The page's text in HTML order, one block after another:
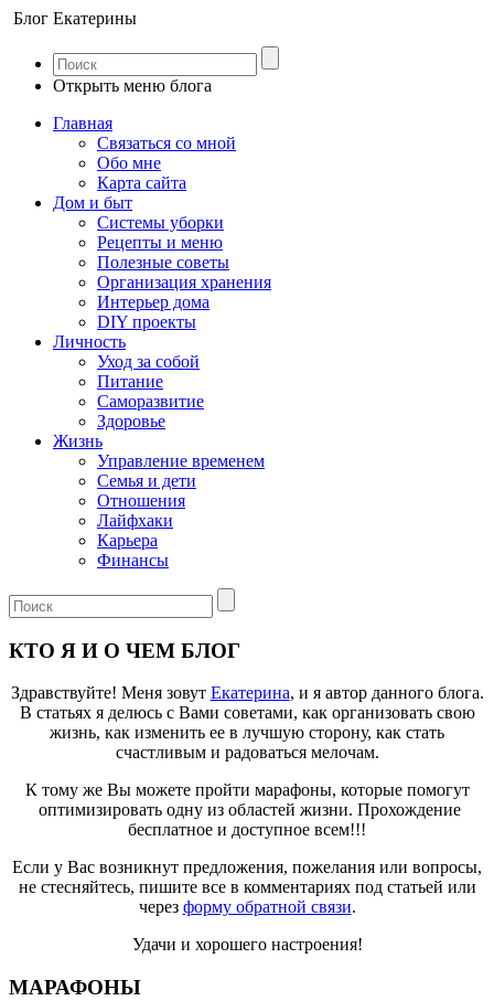
Блог Екатерины
Открыть меню блога
Главная
Связаться со мной
Обо мне
Карта сайта
Дом и быт
Системы уборки
Рецепты и меню
Полезные советы
Организация хранения
Интерьер дома
DIY проекты
Личность
Уход за собой
Питание
Саморазвитие
Здоровье
Жизнь
Управление временем
Семья и дети
Отношения
Лайфхаки
Карьера
Финансы
КТО Я И О ЧЕМ БЛОГ
Здравствуйте! Меня зовут Екатерина, и я автор данного блога.
В статьях я делюсь с Вами советами, как организовать свою
жизнь, как изменить ее в лучшую сторону, как стать
счастливым и радоваться мелочам.
К тому же Вы можете пройти марафоны, которые помогут
оптимизировать одну из областей жизни. Прохождение
бесплатное и доступное всем!!!
Если у Вас возникнут предложения, пожелания или вопросы,
не стесняйтесь, пишите все в комментариях под статьей или
через форму обратной связи.
Удачи и хорошего настроения!
МАРАФОНЫ